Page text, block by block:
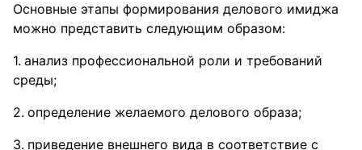
Основные этапы формирования делового имиджа
можно представить следующим образом:
анализ профессиональной роли и требований
среды;
определение желаемого делового образа;
приведение внешнего вида в соответствие с